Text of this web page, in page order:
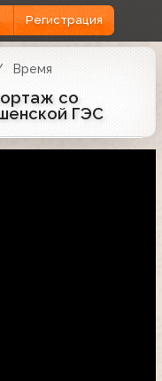
Регистрация
Время
со
ГЭС